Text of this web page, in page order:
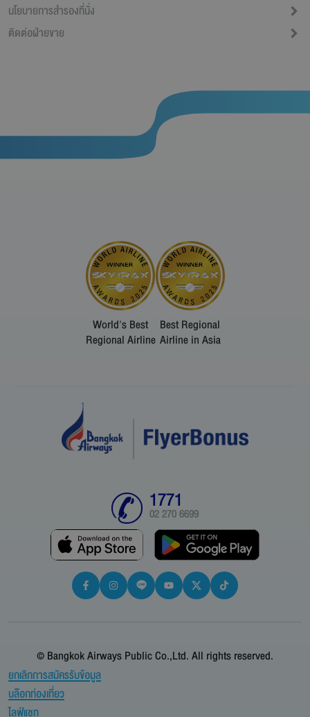
นโยบายการสำรองที่นั่ง
ติดต่อฝ่ายขาย
World's Best
Regional Airline
Best Regional
Airline in Asia
1771
02 270 6699
© Bangkok Airways Public Co.,Ltd. All rights reserved.
ยกเลิกการสมัครรับข้อมูล
บล๊อกท่องเที่ยว
ไลฟ์แชท